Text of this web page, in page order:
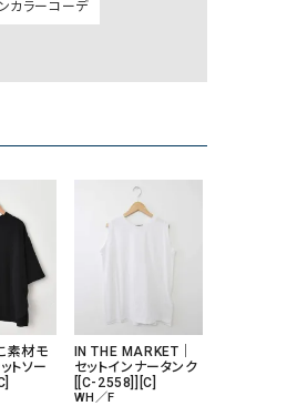
ートゥーハリウ
ード）
オーバーオール）
USU GALLERY（ユーエ
+phenix（フェニックス）
WILD THINGS（ワイルドシ
カラーコーデ
素材モ
トソー
IN THE MARKET｜
セットインナータンク
[[C-2558]][C]
WH／F